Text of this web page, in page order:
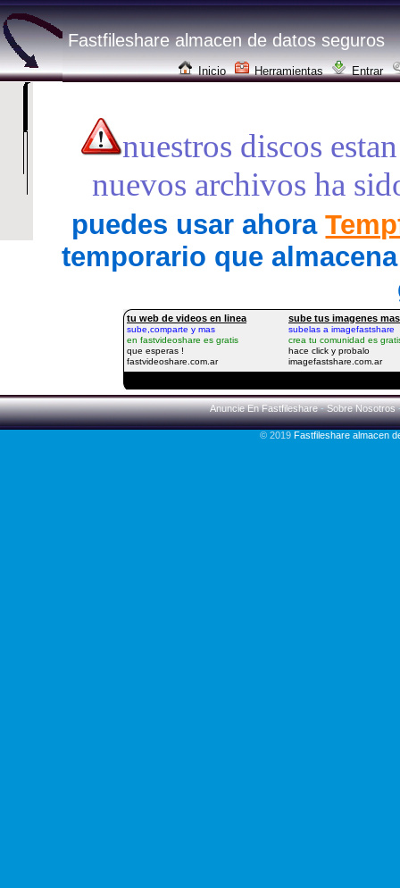
Inicio Herramientas Entrar
Fastfileshare almacen de datos seguros
nuestros discos
nuevos archivos ha
puedes usar ahora
temporario que
Anuncie En Fastfileshare-Sobre Nosotros
© 2019Fastfileshare almacen